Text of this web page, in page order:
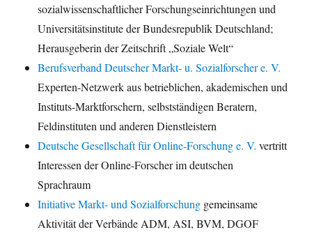
sozialwissenschaftlicher Forschungseinrichtungen und
Universitätsinstitute der Bundesrepublik Deutschland;
Herausgeberin der Zeitschrift „Soziale Welt“
Berufsverband Deutscher Markt- u. Sozialforscher e. V.
Experten-Netzwerk aus betrieblichen, akademischen und
Instituts-Marktforschern, selbstständigen Beratern,
Feldinstituten und anderen Dienstleistern
Deutsche Gesellschaft für Online-Forschung e. V. vertritt
Interessen der Online-Forscher im deutschen
Sprachraum
Initiative Markt- und Sozialforschung gemeinsame
Aktivität der Verbände ADM, ASI, BVM, DGOF